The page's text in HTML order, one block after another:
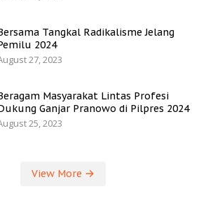
Tangkal Radikalisme Jelang
2024
27, 2023
Masyarakat Lintas Profesi
Ganjar Pranowo di Pilpres 2024
25, 2023
View More